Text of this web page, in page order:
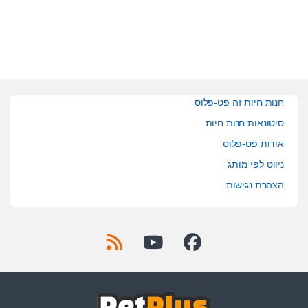
חנות חיות זה פט-פלוס
סיטונאות חנות חיות
אודות פט-פלוס
ניווט לפי מותג
הצהרת נגישות